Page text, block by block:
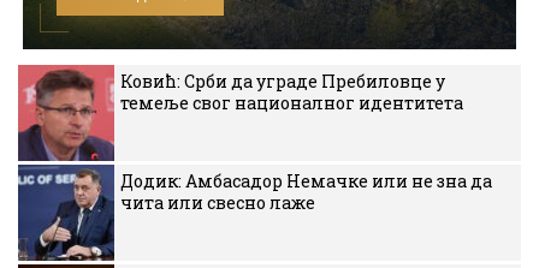
Ковић: Срби да уграде Пребиловце у
темеље свог националног идентитета
Додик: Амбасадор Немачке или не зна да
чита или свесно лаже